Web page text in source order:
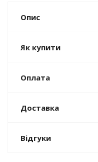
Опис
Як купити
Оплата
Доставка
Відгуки